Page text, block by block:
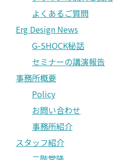
よくあるご質問
Erg Design News
G-SHOCK秘話
セミナーの講演報告
事務所概要
Policy
お問い合わせ
事務所紹介
スタッフ紹介